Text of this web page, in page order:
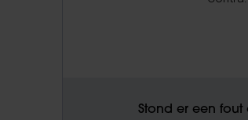
Stond er een